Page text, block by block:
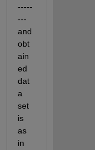
-----
---
and
obt
ain
ed
dat
a
set
is
as
in